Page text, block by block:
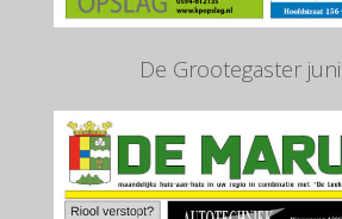
De Grootegaster